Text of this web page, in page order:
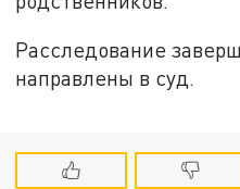
Расследование
направлены в суд.